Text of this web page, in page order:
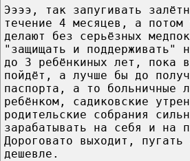
Ээээ, так запугивать
течение 4 месяцев, а потом
делают без серьёзных
"защищать и поддерживать"
до 3 ребёнкиных лет, пока
пойдёт, а лучше бы до
паспорта, а то больничные
ребёнком, садиковские
родительские собрания
зарабатывать на себя и на
Дороговато выходит, пугать
дешевле.